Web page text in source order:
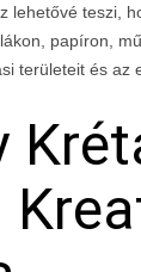
lehetővé teszi,
papíron,
területeit és az